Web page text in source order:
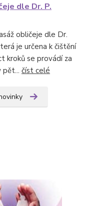
dle Dr. P.
obličeje dle Dr.
je určena k čištění
kroků se provádí za
pět... číst celé